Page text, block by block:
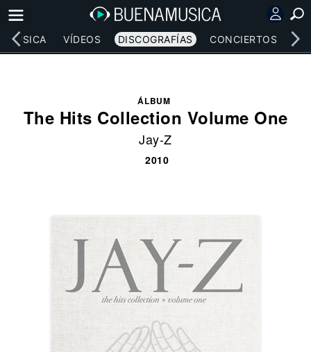
MÚSICA VÍDEOS DISCOGRAFÍAS CONCIERTOS
ÁLBUM
The Hits Collection Volume One
Jay-Z
2010